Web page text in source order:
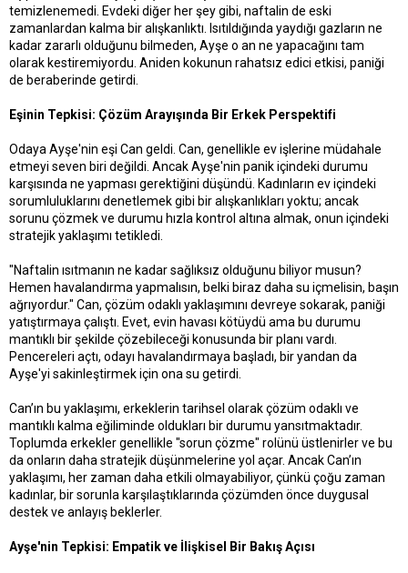
temizlenemedi. Evdeki diğer her şey gibi, naftalin de eski
zamanlardan kalma bir alışkanlıktı. Isıtıldığında yaydığı gazların ne
kadar zararlı olduğunu bilmeden, Ayşe o an ne yapacağını tam
olarak kestiremiyordu. Aniden kokunun rahatsız edici etkisi, paniği
de beraberinde getirdi.
Eşinin Tepkisi: Çözüm Arayışında Bir Erkek Perspektifi
Odaya Ayşe'nin eşi Can geldi. Can, genellikle ev işlerine müdahale
etmeyi seven biri değildi. Ancak Ayşe'nin panik içindeki durumu
karşısında ne yapması gerektiğini düşündü. Kadınların ev içindeki
sorumluluklarını denetlemek gibi bir alışkanlıkları yoktu; ancak
sorunu çözmek ve durumu hızla kontrol altına almak, onun içindeki
stratejik yaklaşımı tetikledi.
"Naftalin ısıtmanın ne kadar sağlıksız olduğunu biliyor musun?
Hemen havalandırma yapmalısın, belki biraz daha su içmelisin, başın
ağrıyordur." Can, çözüm odaklı yaklaşımını devreye sokarak, paniği
yatıştırmaya çalıştı. Evet, evin havası kötüydü ama bu durumu
mantıklı bir şekilde çözebileceği konusunda bir planı vardı.
Pencereleri açtı, odayı havalandırmaya başladı, bir yandan da
Ayşe'yi sakinleştirmek için ona su getirdi.
Can’ın bu yaklaşımı, erkeklerin tarihsel olarak çözüm odaklı ve
mantıklı kalma eğiliminde oldukları bir durumu yansıtmaktadır.
Toplumda erkekler genellikle "sorun çözme" rolünü üstlenirler ve bu
da onların daha stratejik düşünmelerine yol açar. Ancak Can’ın
yaklaşımı, her zaman daha etkili olmayabiliyor, çünkü çoğu zaman
kadınlar, bir sorunla karşılaştıklarında çözümden önce duygusal
destek ve anlayış beklerler.
Ayşe'nin Tepkisi: Empatik ve İlişkisel Bir Bakış Açısı